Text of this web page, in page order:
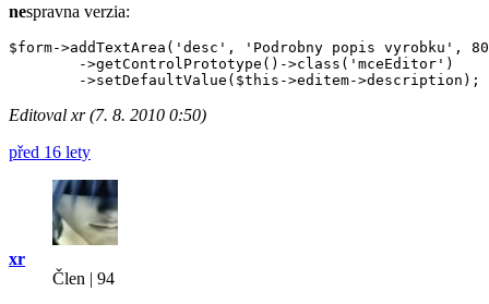
nespravna verzia:
$form->addTextArea('desc', 'Podrobny popis vyrobku',
Editoval xr (7. 8. 2010 0:50)
před 16 lety
xr
Člen | 94